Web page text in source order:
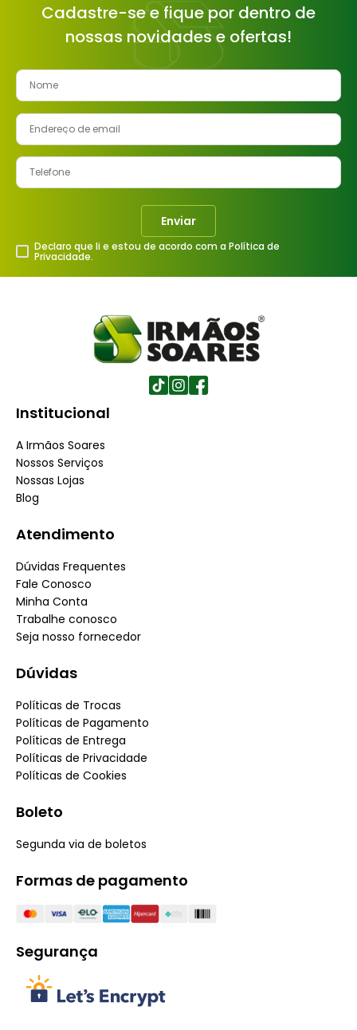
Cadastre-se e fique por dentro de
nossas novidades e ofertas!
Enviar
Declaro que li e estou de acordo com a Política de
Privacidade.
Institucional
A Irmãos Soares
Nossos Serviços
Nossas Lojas
Blog
Atendimento
Dúvidas Frequentes
Fale Conosco
Minha Conta
Trabalhe conosco
Seja nosso fornecedor
Dúvidas
Políticas de Trocas
Políticas de Pagamento
Políticas de Entrega
Políticas de Privacidade
Políticas de Cookies
Boleto
Segunda via de boletos
Formas de pagamento
Segurança